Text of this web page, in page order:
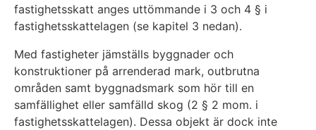
fastighetsskatt anges uttömmande i 3 och 4 § i
fastighetsskattelagen (se kapitel 3 nedan).
Med fastigheter jämställs byggnader och
konstruktioner på arrenderad mark, outbrutna
områden samt byggnadsmark som hör till en
samfällighet eller samfälld skog (2 § 2 mom. i
fastighetsskattelagen). Dessa objekt är dock inte